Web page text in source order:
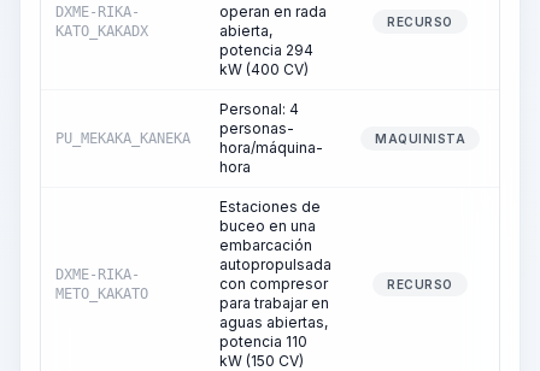
DXME-RIKA-
KATO_KAKADX
operan en rada
abierta,
potencia 294
kW (400 CV)
RECURSO
PU_MEKAKA_KANEKA
Personal: 4
personas-
hora/máquina-
hora
MAQUINISTA
DXME-RIKA-
METO_KAKATO
Estaciones de
buceo en una
embarcación
autopropulsada
con compresor
para trabajar en
aguas abiertas,
potencia 110
kW (150 CV)
RECURSO